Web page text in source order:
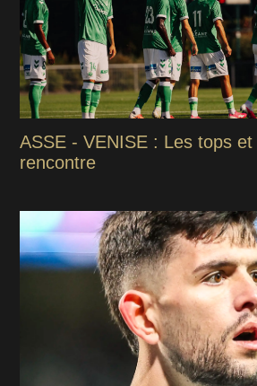
ASSE - VENISE : Les tops
rencontre